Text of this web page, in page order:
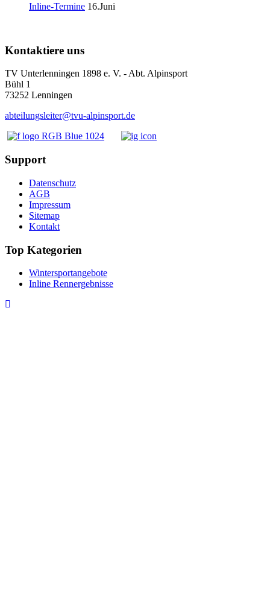
Inline-Termine 16.Juni
Kontaktiere uns
TV Unterlenningen 1898 e. V. - Abt. Alpinsport
Bühl 1
73252 Lenningen
abteilungsleiter@tvu-alpinsport.de
Support
Datenschutz
AGB
Impressum
Sitemap
Kontakt
Top Kategorien
Wintersportangebote
Inline Rennergebnisse